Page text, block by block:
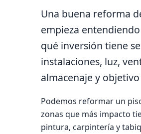
Una buena reforma
empieza
qué inversión tiene
instalaciones, luz,
almacenaje y
Podemos reformar un
zonas que más impacto
pintura, carpintería y